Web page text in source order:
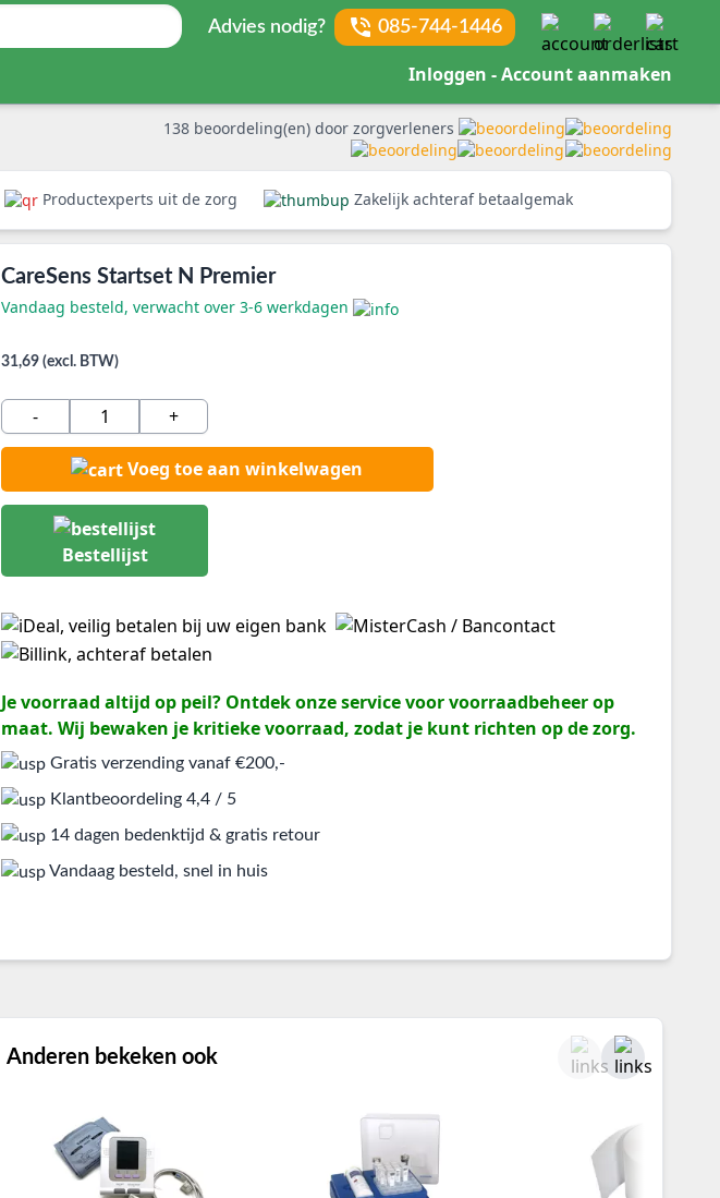
Advies nodig? 085-744-1446
Inloggen - Account aanmaken
138 beoordeling(en) door zorgverleners
Productexperts uit de zorg Zakelijk achteraf betaalgemak
CareSens Startset N Premier
Vandaag besteld, verwacht over 3-6 werkdagen
31,69 (excl. BTW)
- +
Voeg toe aan winkelwagen
Bestellijst
Je voorraad altijd op peil? Ontdek onze service voor voorraadbeheer op
maat. Wij bewaken je kritieke voorraad, zodat je kunt richten op de zorg.
Gratis verzending vanaf €200,-
Klantbeoordeling 4,4 / 5
14 dagen bedenktijd & gratis retour
Vandaag besteld, snel in huis
Anderen bekeken ook